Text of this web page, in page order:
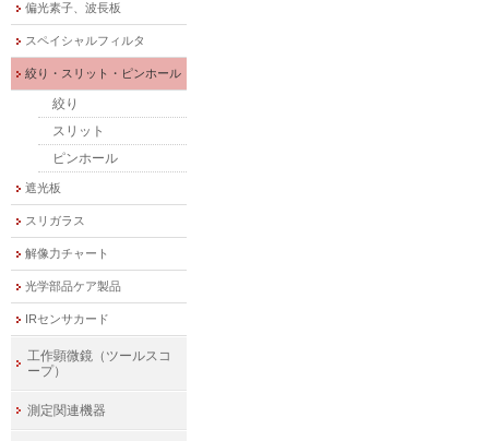
偏光素子、波長板
スペイシャルフィルタ
絞り・スリット・ピンホール
絞り
スリット
ピンホール
遮光板
スリガラス
解像力チャート
光学部品ケア製品
IRセンサカード
工作顕微鏡（ツールスコ
ープ）
測定関連機器